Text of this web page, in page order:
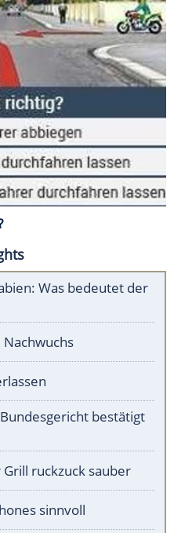
Was bedeutet der
bestätigt
ruckzuck sauber
sinnvoll